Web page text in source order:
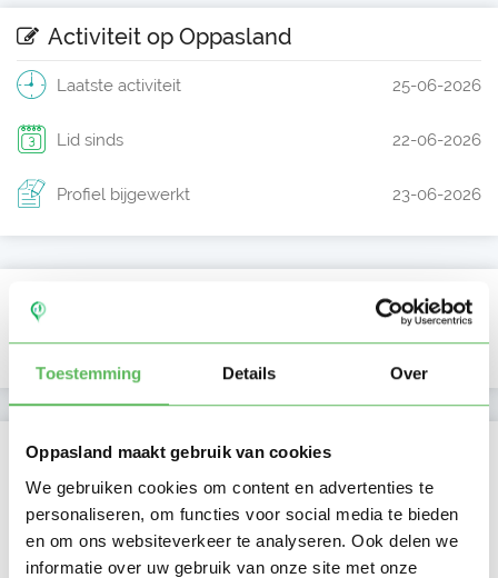
Toestemming Details Over
Oppasland maakt gebruik van cookies
We gebruiken cookies om content en advertenties te
personaliseren, om functies voor social media te bieden
en om ons websiteverkeer te analyseren. Ook delen we
informatie over uw gebruik van onze site met onze
Activiteit op Oppasland
Laatste activiteit 25-06-2026
Lid sinds 22-06-2026
Profiel bijgewerkt 23-06-2026
Verificaties
E-mailadres is geverifieerd
Locatie oppasadres (Sint Nicolaasga)